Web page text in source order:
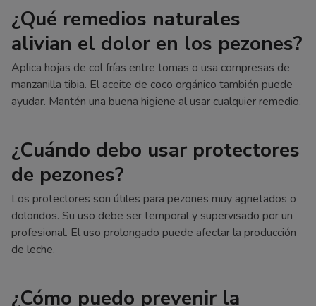
¿Qué remedios naturales
alivian el dolor en los pezones?
Aplica hojas de col frías entre tomas o usa compresas de
manzanilla tibia. El aceite de coco orgánico también puede
ayudar. Mantén una buena higiene al usar cualquier remedio.
¿Cuándo debo usar protectores
de pezones?
Los protectores son útiles para pezones muy agrietados o
doloridos. Su uso debe ser temporal y supervisado por un
profesional. El uso prolongado puede afectar la producción
de leche.
¿Cómo puedo prevenir la